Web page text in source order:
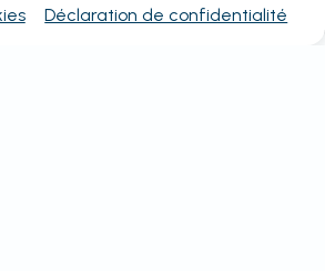
Déclaration de confidentialité